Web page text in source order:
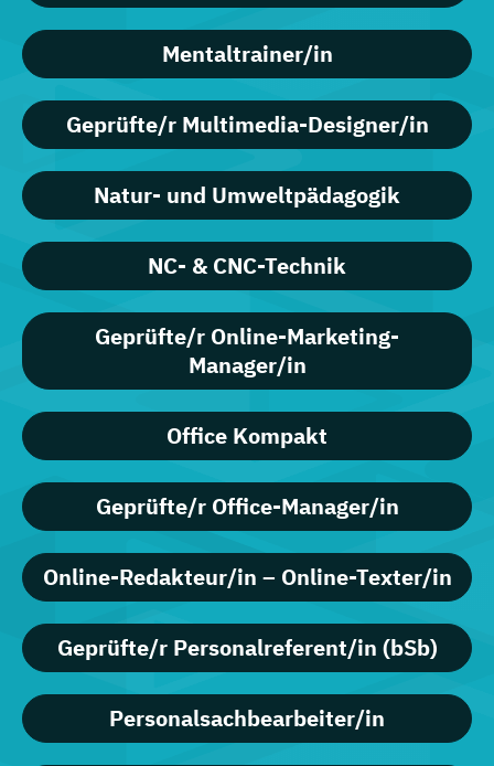
Mentaltrainer/in
Geprüfte/r Multimedia-Designer/in
Natur- und Umweltpädagogik
NC- & CNC-Technik
Geprüfte/r Online-Marketing-
Manager/in
Office Kompakt
Geprüfte/r Office-Manager/in
Online-Redakteur/in – Online-Texter/in
Geprüfte/r Personalreferent/in (bSb)
Personalsachbearbeiter/in